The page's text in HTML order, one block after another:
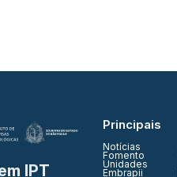
IPT
Principais
Notícias
Fomento
Unidades
Embrapii